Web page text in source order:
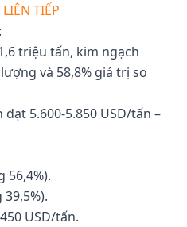
LIÊN TIẾP
triệu tấn, kim ngạch
và 58,8% giá trị so
5.600-5.850 USD/tấn –
56,4%).
USD/tấn.